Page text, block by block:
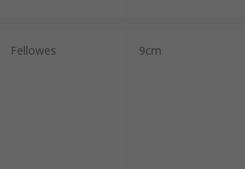
Fellowes 9cm